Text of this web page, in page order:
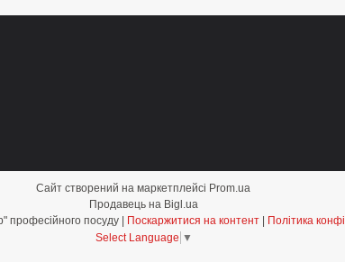
Сайт створений на маркетплейсі Prom.ua
Продавець на Bigl.ua
Поскаржитися на контент
Політика
Select Language ▼